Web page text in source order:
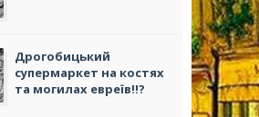
Дрогобицький
супермаркет на костях
та могилах евреїв!!?